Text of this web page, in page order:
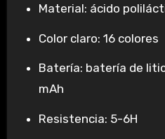
Material: ácido
Color claro: 16 colores
Batería: batería de
mAh
Resistencia: 5-6H